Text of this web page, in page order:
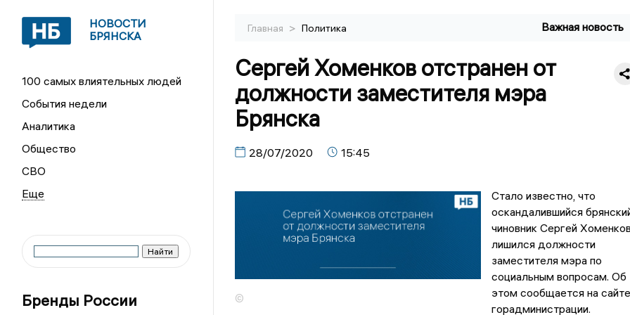
НОВОСТИ
БРЯНСКА
100 самых влиятельных людей
События недели
Аналитика
Общество
СВО
Бренды России
Главная > Политика Важная новость
Сергей Хоменков отстранен от
должности заместителя мэра
Брянска
28/07/2020 15:45
©
Стало известно, что
оскандалившийся
чиновник Сергей Хоменков
лишился должности
заместителя мэра по
социальным вопросам. Об
этом сообщается на сайте
горадминистрации.